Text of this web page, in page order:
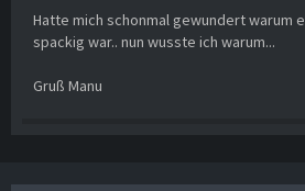
Hatte mich schonmal gewundert warum
spackig war.. nun wusste ich warum...
Gruß Manu